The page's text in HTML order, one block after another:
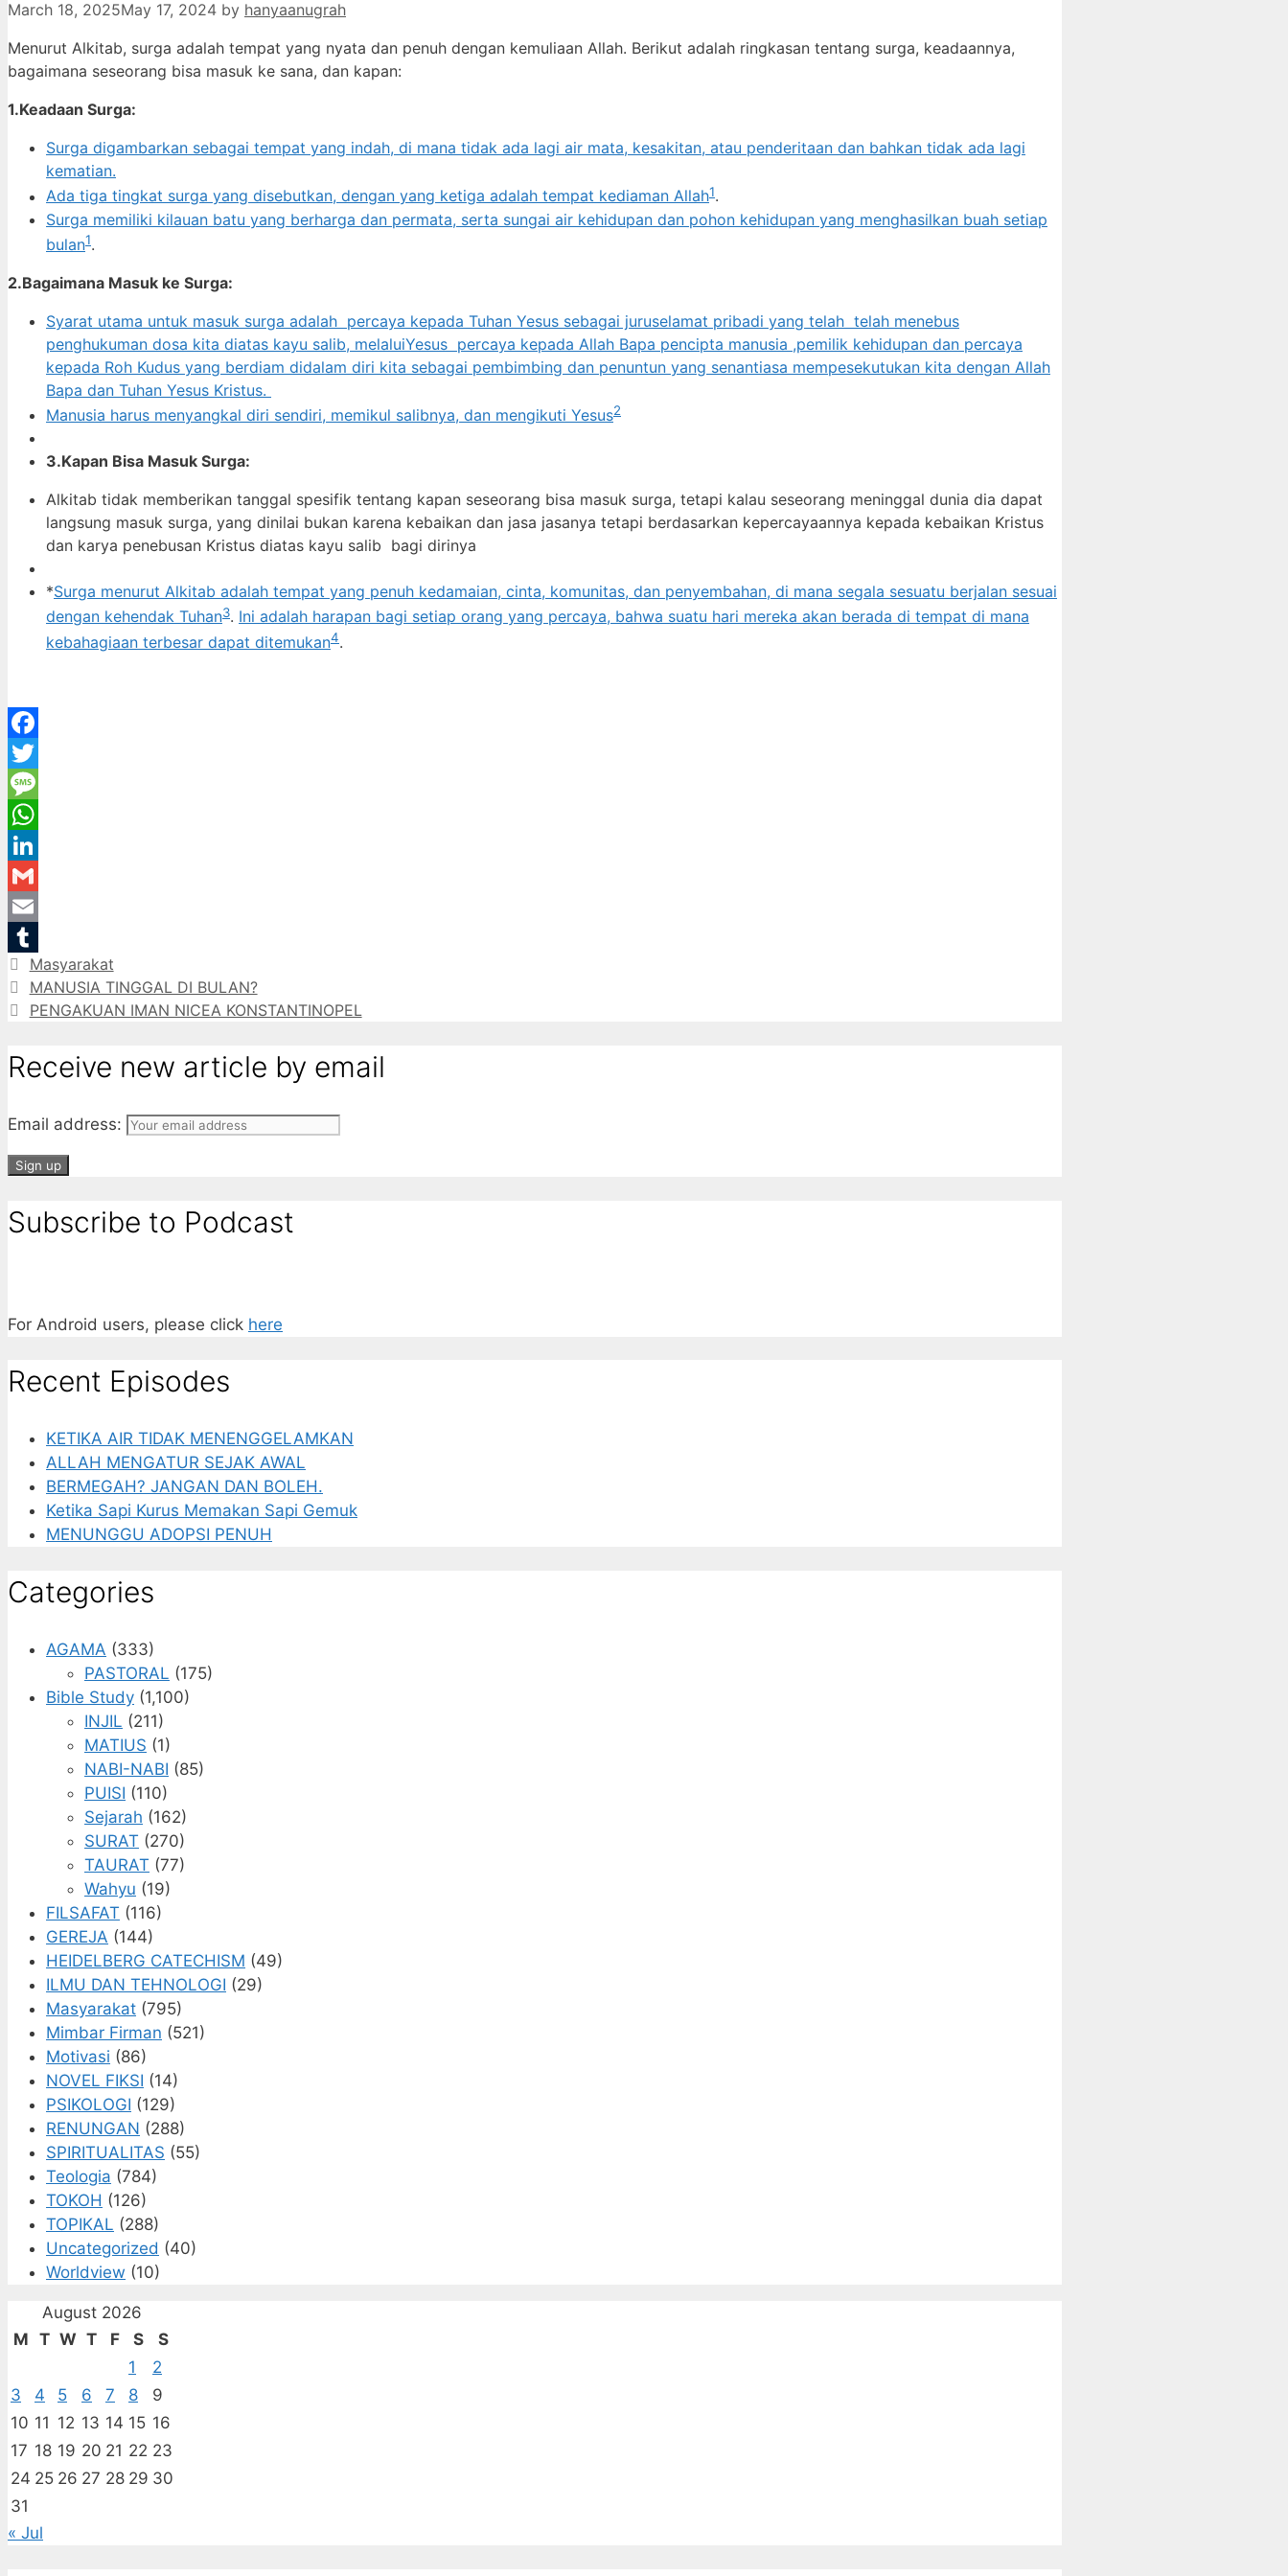
March 18, 2025May 17, 2024 by hanyaanugrah
Menurut Alkitab, surga adalah tempat yang nyata dan penuh dengan kemuliaan Allah. Berikut adalah ringkasan tentang surga, keadaannya,
bagaimana seseorang bisa masuk ke sana, dan kapan:
1.Keadaan Surga:
Surga digambarkan sebagai tempat yang indah, di mana tidak ada lagi air mata, kesakitan, atau penderitaan dan bahkan tidak ada lagi
kematian.
Ada tiga tingkat surga yang disebutkan, dengan yang ketiga adalah tempat kediaman Allah1.
Surga memiliki kilauan batu yang berharga dan permata, serta sungai air kehidupan dan pohon kehidupan yang menghasilkan buah setiap
bulan1.
2.Bagaimana Masuk ke Surga:
Syarat utama untuk masuk surga adalah percaya kepada Tuhan Yesus sebagai juruselamat pribadi yang telah telah menebus
penghukuman dosa kita diatas kayu salib, melaluiYesus percaya kepada Allah Bapa pencipta manusia ,pemilik kehidupan dan percaya
kepada Roh Kudus yang berdiam didalam diri kita sebagai pembimbing dan penuntun yang senantiasa mempesekutukan kita dengan Allah
Bapa dan Tuhan Yesus Kristus.
Manusia harus menyangkal diri sendiri, memikul salibnya, dan mengikuti Yesus2
3.Kapan Bisa Masuk Surga:
Alkitab tidak memberikan tanggal spesifik tentang kapan seseorang bisa masuk surga, tetapi kalau seseorang meninggal dunia dia dapat
langsung masuk surga, yang dinilai bukan karena kebaikan dan jasa jasanya tetapi berdasarkan kepercayaannya kepada kebaikan Kristus
dan karya penebusan Kristus diatas kayu salib bagi dirinya
*Surga menurut Alkitab adalah tempat yang penuh kedamaian, cinta, komunitas, dan penyembahan, di mana segala sesuatu berjalan sesuai
dengan kehendak Tuhan3. Ini adalah harapan bagi setiap orang yang percaya, bahwa suatu hari mereka akan berada di tempat di mana
kebahagiaan terbesar dapat ditemukan4.
Facebook
Twitter
Message
WhatsApp
LinkedIn
Gmail
Email
Tumblr
Categories
Masyarakat
MANUSIA TINGGAL DI BULAN?
PENGAKUAN IMAN NICEA KONSTANTINOPEL
Receive new article by email
Email address:
Subscribe to Podcast
For Android users, please click here
Recent Episodes
KETIKA AIR TIDAK MENENGGELAMKAN
ALLAH MENGATUR SEJAK AWAL
BERMEGAH? JANGAN DAN BOLEH.
Ketika Sapi Kurus Memakan Sapi Gemuk
MENUNGGU ADOPSI PENUH
Categories
AGAMA (333)
PASTORAL (175)
Bible Study (1,100)
INJIL (211)
MATIUS (1)
NABI-NABI (85)
PUISI (110)
Sejarah (162)
SURAT (270)
TAURAT (77)
Wahyu (19)
FILSAFAT (116)
GEREJA (144)
HEIDELBERG CATECHISM (49)
ILMU DAN TEHNOLOGI (29)
Masyarakat (795)
Mimbar Firman (521)
Motivasi (86)
NOVEL FIKSI (14)
PSIKOLOGI (129)
RENUNGAN (288)
SPIRITUALITAS (55)
Teologia (784)
TOKOH (126)
TOPIKAL (288)
Uncategorized (40)
Worldview (10)
August 2026
M T W T F S
S
1
2
3
4 5 6 7 8
9
10 11 12 13 14 15 16
17 18 19 20 21 22 23
24 25 26 27 28 29 30
31
« Jul